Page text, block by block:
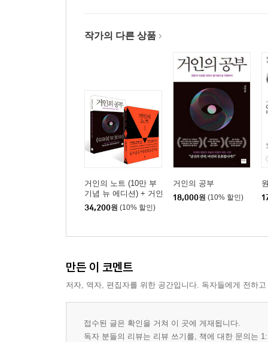
작가의 다른 상품
거인의 노트 (10만 부
기념 뉴 에디션) + 거인
의 공부 세트
34,200원 (10% 할인)
거인의 공부
18,000원 (10% 할인)
만든 이 코멘트
저자, 역자, 편집자를 위한 공간입니다. 독자들에게 전하
접수된 글은 확인을 거쳐 이 곳에 게재됩니다.
독자 분들의 리뷰는 리뷰 쓰기를, 책에 대한 문의는